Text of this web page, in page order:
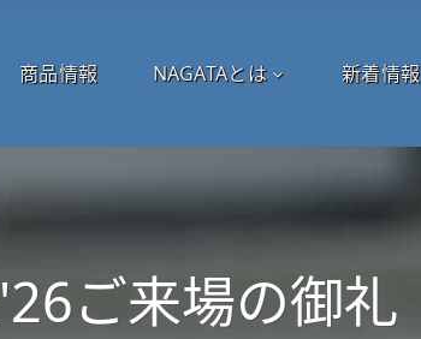
商品情報 NAGATAとは 新着情報
ご来場の御礼